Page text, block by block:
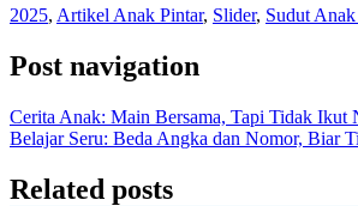
2025, Artikel Anak Pintar, Slider, Sudut
Post navigation
Cerita Anak: Main Bersama, Tapi Tidak Ikut
Belajar Seru: Beda Angka dan Nomor, Biar
Related posts